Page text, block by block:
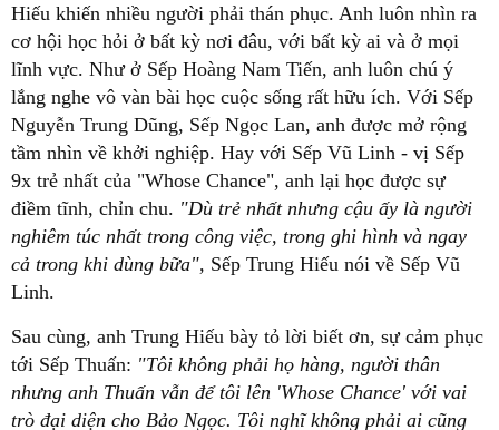
Hiếu khiến nhiều người phải thán phục. Anh luôn nhìn ra
cơ hội học hỏi ở bất kỳ nơi đâu, với bất kỳ ai và ở mọi
lĩnh vực. Như ở Sếp Hoàng Nam Tiến, anh luôn chú ý
lắng nghe vô vàn bài học cuộc sống rất hữu ích. Với Sếp
Nguyễn Trung Dũng, Sếp Ngọc Lan, anh được mở rộng
tầm nhìn về khởi nghiệp. Hay với Sếp Vũ Linh - vị Sếp
9x trẻ nhất của "Whose Chance", anh lại học được sự
điềm tĩnh, chỉn chu. "Dù trẻ nhất nhưng cậu ấy là người
nghiêm túc nhất trong công việc, trong ghi hình và ngay
cả trong khi dùng bữa", Sếp Trung Hiếu nói về Sếp Vũ
Linh.
Sau cùng, anh Trung Hiếu bày tỏ lời biết ơn, sự cảm phục
tới Sếp Thuấn: "Tôi không phải họ hàng, người thân
nhưng anh Thuấn vẫn để tôi lên 'Whose Chance' với vai
trò đại diện cho Bảo Ngọc. Tôi nghĩ không phải ai cũng